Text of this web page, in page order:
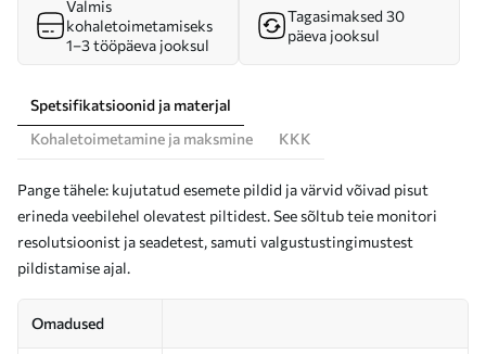
Valmis
kohaletoimetamiseks
1–3 tööpäeva jooksul
Tagasimaksed 30
päeva jooksul
Spetsifikatsioonid ja materjal
Kohaletoimetamine ja maksmine
KKK
Pange tähele: kujutatud esemete pildid ja värvid võivad pisut
erineda veebilehel olevatest piltidest. See sõltub teie monitori
resolutsioonist ja seadetest, samuti valgustustingimustest
pildistamise ajal.
Omadused